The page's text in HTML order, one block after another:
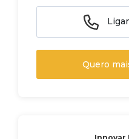
Quero